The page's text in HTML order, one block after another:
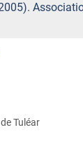
Tuléar